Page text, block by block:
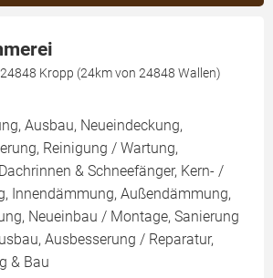
Kropp (24km von 24848 Wallen)
Ausbau, Neueindeckung,
Reinigung / Wartung,
& Schneefänger, Kern- /
Innendämmung, Außendämmung,
Neueinbau / Montage, Sanierung
Ausbesserung / Reparatur,
& Bau